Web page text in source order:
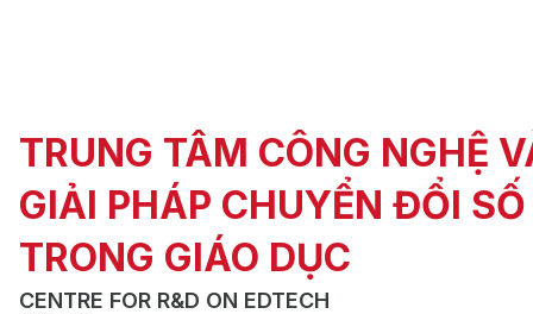
TRUNG TÂM CÔNG NGHỆ
GIẢI PHÁP CHUYỂN ĐỔI SỐ
TRONG GIÁO DỤC
CENTRE FOR R&D ON EDTECH